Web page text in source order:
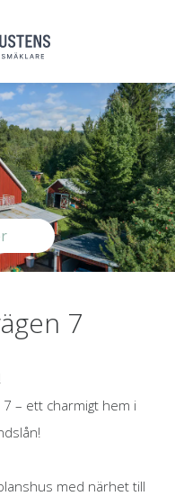
7
– ett charmigt hem i
med närhet till